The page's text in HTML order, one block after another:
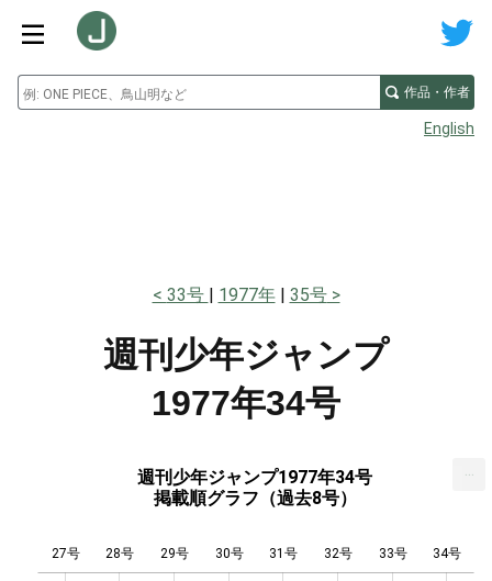
作品・作者
English
33号 1977年 35号
週刊少年ジャンプ
1977年34号
週刊少年ジャンプ1977年34号
掲載順グラフ（過去8号）
27号 28号 29号 30号 31号 32号 33号 34号